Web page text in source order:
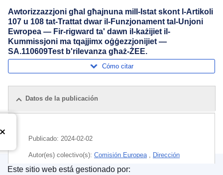
Awtorizzazzjoni għal għajnuna mill-Istat skont l-Artikoli
107 u 108 tat-Trattat dwar il-Funzjonament tal-Unjoni
Ewropea — Fir-rigward ta' dawn il-każijiet il-
Kummissjoni ma tqajjimx oġġezzjonijiet —
SA.110609Test b'rilevanza għaż-ŻEE.
Cómo citar
Datos de la publicación
Publicado: 2024-02-02
Autor(es) colectivo(s): Comisión Europea , Dirección
General de Competencia(Comisión Europea
Este sitio web está gestionado por: